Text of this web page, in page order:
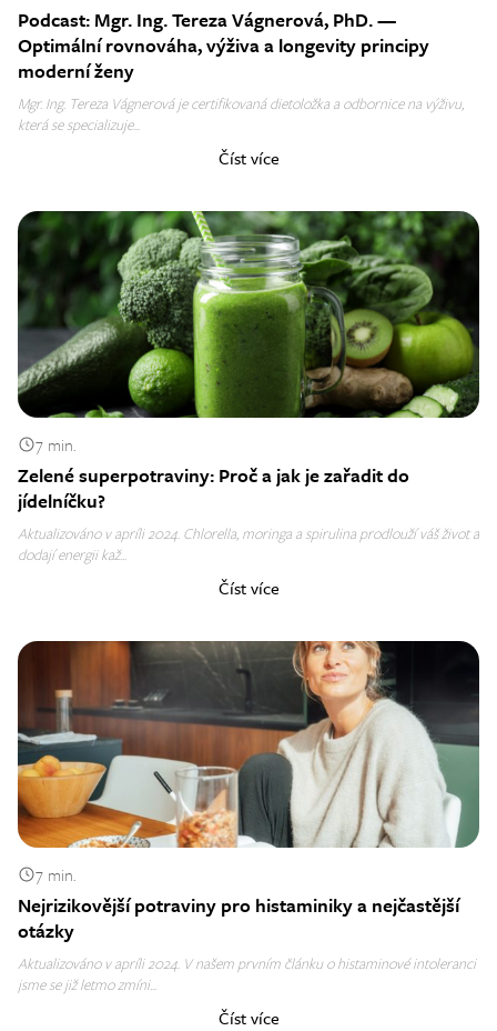
Podcast: Mgr. Ing. Tereza Vágnerová, PhD. —
Optimální rovnováha, výživa a longevity principy
moderní ženy
Mgr. Ing. Tereza Vágnerová je certifikovaná dietoložka a odbornice na výživu,
která se specializuje...
Číst více
7 min.
Zelené superpotraviny: Proč a jak je zařadit do
jídelníčku?
Aktualizováno v apríli 2024. Chlorella, moringa a spirulina prodlouží váš život a
dodají energii kaž...
Číst více
7 min.
Nejrizikovější potraviny pro histaminiky a nejčastější
otázky
Aktualizováno v apríli 2024. V našem prvním článku o histaminové intoleranci
jsme se již letmo zmíni...
Číst více